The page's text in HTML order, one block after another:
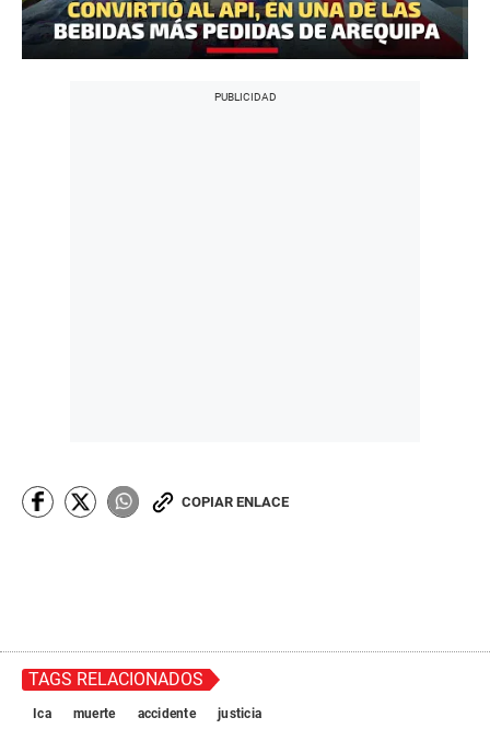
COPIAR ENLACE
TAGS RELACIONADOS
Ica muerte accidente justicia